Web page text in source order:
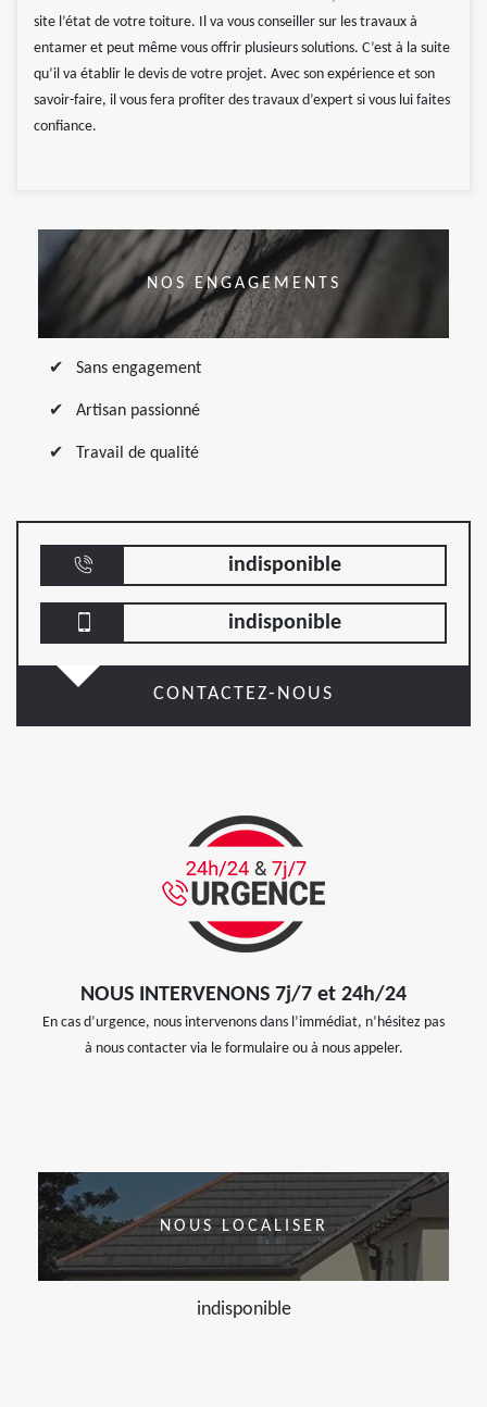
site l’état de votre toiture. Il va vous conseiller sur les travaux à
entamer et peut même vous offrir plusieurs solutions. C’est à la suite
qu’il va établir le devis de votre projet. Avec son expérience et son
savoir-faire, il vous fera profiter des travaux d’expert si vous lui faites
confiance.
NOS ENGAGEMENTS
Sans engagement
Artisan passionné
Travail de qualité
indisponible
indisponible
CONTACTEZ-NOUS
NOUS INTERVENONS 7j/7 et 24h/24
En cas d’urgence, nous intervenons dans l’immédiat, n’hésitez pas
à nous contacter via le formulaire ou à nous appeler.
NOUS LOCALISER
indisponible